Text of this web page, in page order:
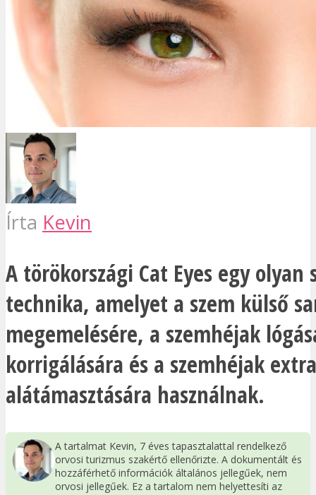
Írta Kevin
A törökországi Cat Eyes egy olyan
technika, amelyet a szem külső
megemelésére, a szemhéjak
korrigálására és a szemhéjak extra
alátámasztására használnak.
A tartalmat Kevin, 7 éves tapasztalattal rendelkező
orvosi turizmus szakértő ellenőrizte. A dokumentált és
hozzáférhető információk általános jellegűek, nem
orvosi jellegűek. Ez a tartalom nem helyettesíti az